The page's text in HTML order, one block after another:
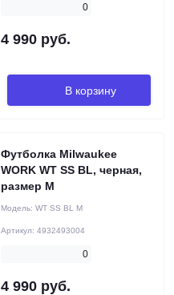
0
4 990 руб.
В корзину
Футболка Milwaukee
WORK WT SS BL, черная,
размер M
Модель: WT SS BL M
Артикул: 4932493004
0
4 990 руб.